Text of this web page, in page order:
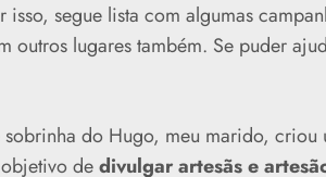
segue lista com algumas
outros lugares também. Se puder
do Hugo, meu marido, criou
dedivulgar artesãs e